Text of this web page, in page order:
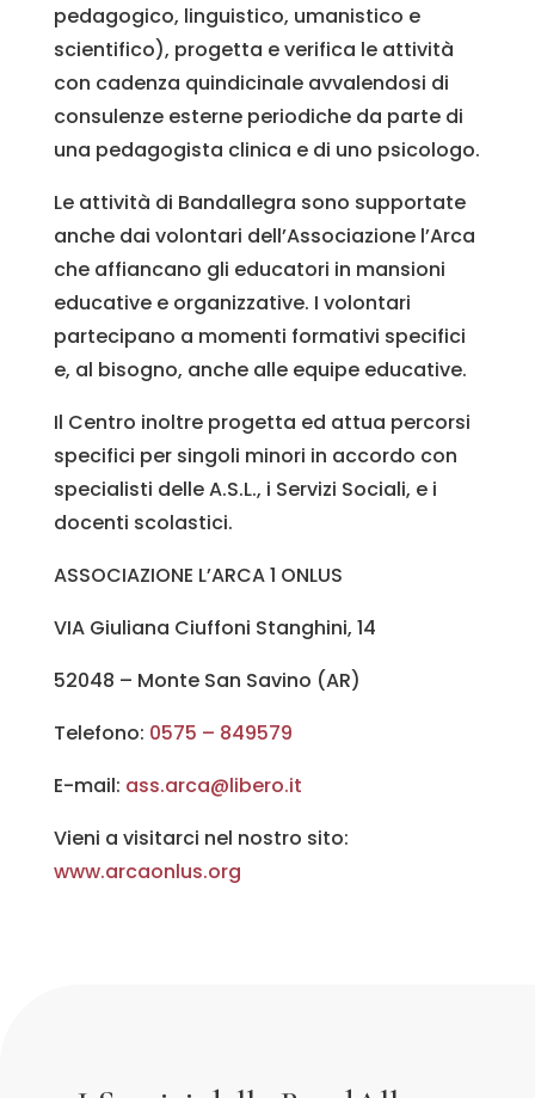
pedagogico, linguistico, umanistico e
scientifico), progetta e verifica le attività
con cadenza quindicinale avvalendosi di
consulenze esterne periodiche da parte di
una pedagogista clinica e di uno psicologo.
Le attività di Bandallegra sono supportate
anche dai volontari dell’Associazione l’Arca
che affiancano gli educatori in mansioni
educative e organizzative. I volontari
partecipano a momenti formativi specifici
e, al bisogno, anche alle equipe educative.
Il Centro inoltre progetta ed attua percorsi
specifici per singoli minori in accordo con
specialisti delle A.S.L., i Servizi Sociali, e i
docenti scolastici.
ASSOCIAZIONE L’ARCA 1 ONLUS
VIA Giuliana Ciuffoni Stanghini, 14
52048 – Monte San Savino (AR)
Telefono: 0575 – 849579
E-mail: ass.arca@libero.it
Vieni a visitarci nel nostro sito:
www.arcaonlus.org